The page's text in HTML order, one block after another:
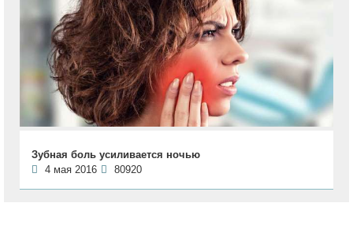
Зубная боль усиливается ночью
4 мая 2016
80920